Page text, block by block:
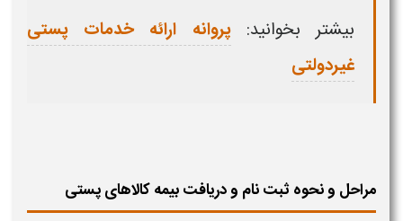
بیشتر بخوانید: پروانه ارائه خدمات پستی
غیردولتی
مراحل و نحوه ثبت نام و دریافت بیمه کالاهای پستی